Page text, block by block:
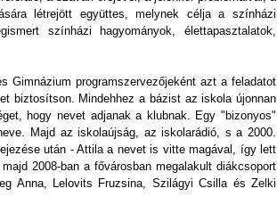
létrejött együttes, melynek célja a színházi
színházi hagyományok, élettapasztalatok,
Gimnázium programszervezőjeként azt a feladatot
biztosítson. Mindehhez a bázist az iskola újonnan
hogy nevet adjanak a klubnak. Egy "bizonyos"
Majd az iskolaújság, az iskolarádió, s a 2000.
után - Attila a nevet is vitte magával, így lett
2008-ban a fővárosban megalakult diákcsoport
Anna, Lelovits Fruzsina, Szilágyi Csilla és Zelki